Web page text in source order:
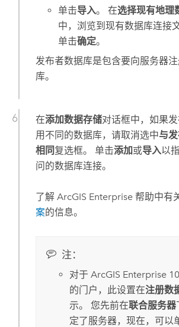
单击导入。 在选择现有地理
中，浏览到现有数据库连接
单击确定。
发布者数据库是包含要向服务器
库。
在添加数据存储对话框中，如果
用不同的数据库，请取消选中与
相同复选框。 单击添加或导入以
问的数据库连接。
了解 ArcGIS Enterprise帮助中有
案的信息。
注：
对于 ArcGIS Enterprise
的门户，此设置在注册数
示。 您先前在联合服务器
定了服务器，现在，可以